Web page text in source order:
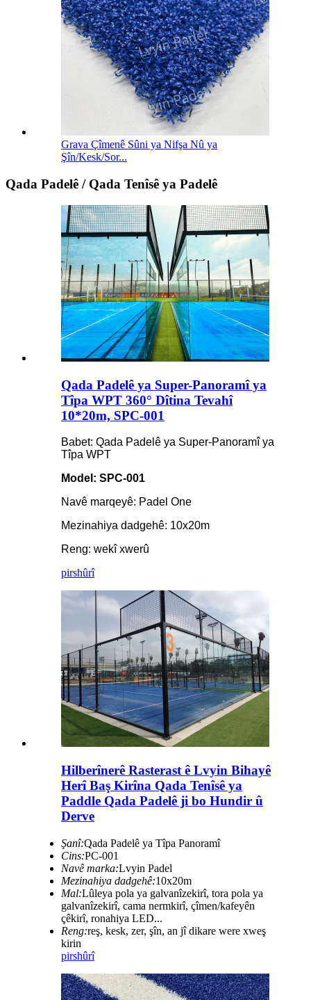
Grava Çîmenê Sûni ya Nifşa Nû ya
Şîn/Kesk/Sor...
Qada Padelê / Qada Tenîsê ya Padelê
Qada Padelê ya Super-Panoramî ya
Tîpa WPT 360° Dîtina Tevahî
10*20m, SPC-001
Babet: Qada Padelê ya Super-Panoramî ya
Tîpa WPT
Model: SPC-001
Navê marqeyê: Padel One
Mezinahiya dadgehê: 10x20m
Reng: wekî xwerû
pirshûrî
Hilberînerê Rasterast ê Lvyin Bihayê
Herî Baş Kirîna Qada Tenîsê ya
Paddle Qada Padelê ji bo Hundir û
Derve
Şanî:Qada Padelê ya Tîpa Panoramî
Cins:PC-001
Navê marka:Lvyin Padel
Mezinahiya dadgehê:10x20m
Mal:Lûleya pola ya galvanîzekirî, tora pola ya
galvanîzekirî, cama nermkirî, çîmen/kafeyên
çêkirî, ronahiya LED...
Reng:reş, kesk, zer, şîn, an jî dikare were xweş
kirin
pirshûrî